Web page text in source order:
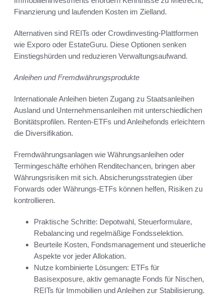
Finanzierung und laufenden Kosten im Zielland.
Alternativen sind REITs oder Crowdinvesting-Plattformen
wie Exporo oder EstateGuru. Diese Optionen senken
Einstiegshürden und reduzieren Verwaltungsaufwand.
Anleihen und Fremdwährungsprodukte
Internationale Anleihen bieten Zugang zu Staatsanleihen
Ausland und Unternehmensanleihen mit unterschiedlichen
Bonitätsprofilen. Renten-ETFs und Anleihefonds erleichtern
die Diversifikation.
Fremdwährungsanlagen wie Währungsanleihen oder
Termingeschäfte erhöhen Renditechancen, bringen aber
Währungsrisiken mit sich. Absicherungsstrategien über
Forwards oder Währungs-ETFs können helfen, Risiken zu
kontrollieren.
Praktische Schritte: Depotwahl, Steuerformulare,
Rebalancing und regelmäßige Fondsselektion.
Beurteile Kosten, Fondsmanagement und steuerliche
Aspekte vor jeder Allokation.
Nutze kombinierte Lösungen: ETFs für
Basisexposure, aktiv gemanagte Fonds für Nischen,
REITs für Immobilien und Anleihen zur Stabilisierung.